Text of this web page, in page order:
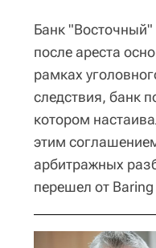
Банк
после ареста
рамках
следствия, банк
котором
этим
арбитражных
перешел от